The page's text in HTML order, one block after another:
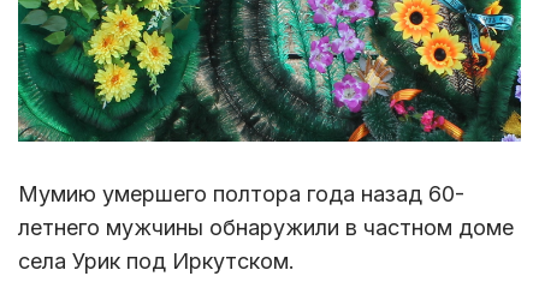
Мумию умершего полтора года назад 60-
летнего мужчины обнаружили в частном доме
села Урик под Иркутском.